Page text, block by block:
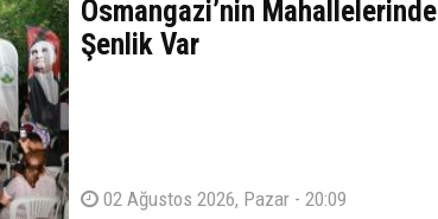
Osmangazi’nin Mahallelerinde
Şenlik Var
02 Ağustos 2026, Pazar - 20:09